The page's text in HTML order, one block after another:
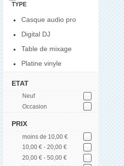
TYPE
Casque audio pro
Digital DJ
Table de mixage
Platine vinyle
ETAT
Neuf
Occasion
PRIX
moins de 10,00 €
10,00 € - 20,00 €
20,00 € - 50,00 €